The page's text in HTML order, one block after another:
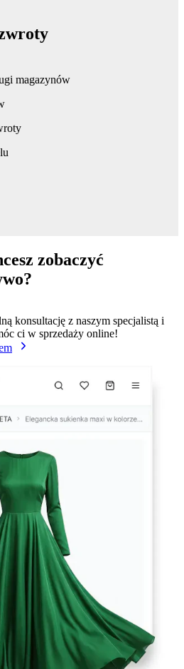
magazynów
zobaczyć
konsultację z naszym specjalistą i
ci w sprzedaży online!